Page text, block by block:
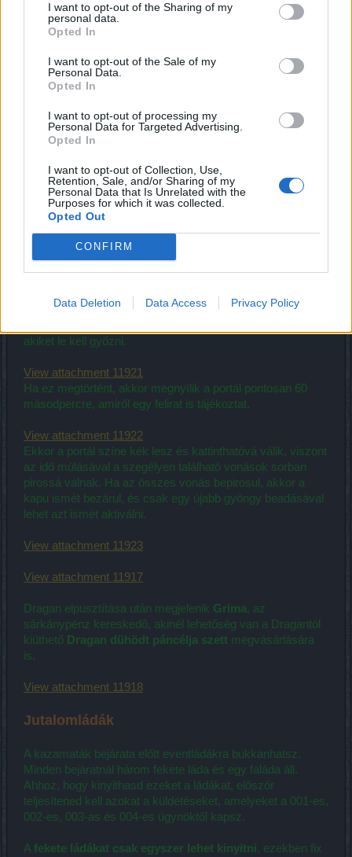
I want to opt-out of the Sharing of my
personal data.
Opted In
I want to opt-out of the Sale of my
Personal Data.
Opted In
I want to opt-out of processing my
Personal Data for Targeted Advertising.
Opted In
I want to opt-out of Collection, Use,
Retention, Sale, and/or Sharing of my
Personal Data that Is Unrelated with the
Purposes for which it was collected.
Opted Out
CONFIRM
Data Deletion Data Access Privacy Policy
View attachment 11933
Dragan rejtekhelye
Belépési díj: 1 x Nagy hatalmú elátkozott gyöngy
A térkép vezére:
Vasbuzogány, Sárkánymag
Dragan portálja alapértelmezésben piros, arra rákattintani
nem lehet. A portál aktiválásához a csoport egy tagjának be
kell adnia egy Nagy hatalmú alátkozott gyöngyöt az
Áldozati parázstartóba, ami a Hollóvár központi termében
található és a mini-térképen fogaskerék ikonokkal van
jelezve.
View attachment 11920
akiket le kell győzni.
View attachment 11921
Ha ez megtörtént, akkor megnyílik a portál pontosan 60
másodpercre, amiről egy felirat is tájékoztat.
View attachment 11922
Ekkor a portál színe kék lesz és kattinthatóvá válik, viszont
az idő múlásával a szegélyen található vonások sorban
pirossá válnak. Ha az összes vonás bepirosul, akkor a
kapu ismét bezárul, és csak egy újabb gyöngy beadásával
lehet azt ismét aktiválni.
View attachment 11923
View attachment 11917
Dragan elpusztítása után megjelenik Grima, az
sárkánypénz kereskedő, akinél lehetőség van a Dragantól
kiüthető Dragan dühödt páncélja szett megvásárlására
is.
View attachment 11918
Jutalomládák
A kazamaták bejárata előtt eventládákra bukkanhatsz.
Minden bejáratnál három fekete láda és egy faláda áll.
Ahhoz, hogy kinyithasd ezeket a ládákat, először
teljesítened kell azokat a küldetéseket, amelyeket a 001-es,
002-es, 003-as és 004-es ügynöktől kapsz.
A fekete ládákat csak egyszer lehet kinyitni, ezekben fix